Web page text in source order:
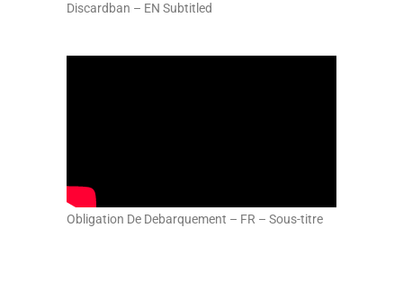
Discardban – EN Subtitled
Obligation De Debarquement – FR – Sous-titre